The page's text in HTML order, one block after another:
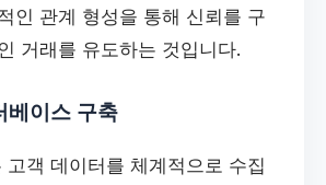
인 관계 형성을 통해 신뢰를 구
거래를 유도하는 것입니다.
베이스 구축
고객 데이터를 체계적으로 수집